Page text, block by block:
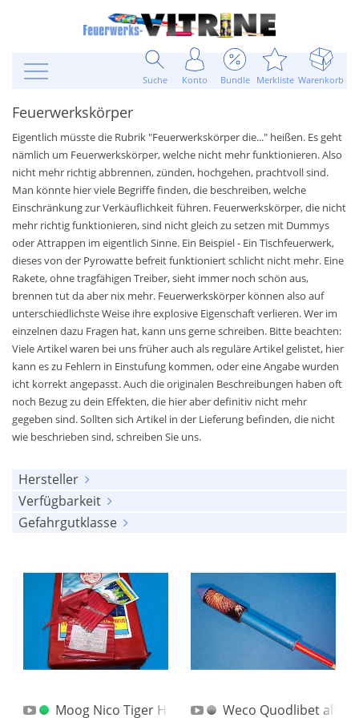
Suche Konto Bundle Merkliste Warenkorb
Feuerwerkskörper
Eigentlich müsste die Rubrik "Feuerwerkskörper die..." heißen. Es geht
nämlich um Feuerwerkskörper, welche nicht mehr funktionieren. Also
nicht mehr richtig abbrennen, zünden, hochgehen, prachtvoll sind.
Man könnte hier viele Begriffe finden, die beschreiben, welche
Einschränkung zur Verkäuflichkeit führen. Feuerwerkskörper, die nicht
mehr richtig funktionieren, sind nicht gleich zu setzen mit Dummys
oder Attrappen im eigentlich Sinne. Ein Beispiel - Ein Tischfeuerwerk,
dieses von der Pyrowatte befreit funktioniert schlicht nicht mehr. Eine
Rakete, ohne tragfähigen Treiber, sieht immer noch schön aus,
brennen tut da aber nix mehr. Feuerwerkskörper können also auf
unterschiedlichste Weise ihre explosive Eigenschaft verlieren. Wer im
einzelnen dazu Fragen hat, kann uns gerne schreiben. Bitte beachten:
Viele Artikel waren bei uns früher auch als reguläre Artikel gelistet, hier
kann es zu Fehlern in Einstufung kommen, oder eine Angabe wurden
icht korrekt angepasst. Auch die originalen Beschreibungen haben oft
noch Bezug zu dein Effekten, die hier aber definitiv nicht mehr
gegeben sind. Sollten sich Artikel in der Lieferung befinden, die nicht
wie beschrieben sind, schreiben Sie uns.
Hersteller
alle anzeigen
Bo Peep
DDR (63)
Depyfag(67)
Diamond(19)
EVP (1)
Verfügbarkeit
alle anzeigen
ausverkauft(559)
Gefahrgutklasse
keine(1784)
1.4S (UN 0337)(26)
1.4G (UN 0336)(3)
Moog Nico Tiger Head Paket CrackerWeco Quodlibet alt